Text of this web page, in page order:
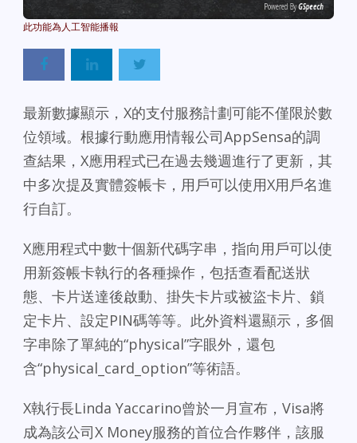
Powered By GSpeech
最新數據顯示，X的支付服務計劃可能不僅限於數
位領域。根據行動應用情報公司AppSensa的調
查結果，X應用程式已在過去幾週進行了更新，其
中多次提及實體簽帳卡，用戶可以使用X用戶名進
行自訂。
X應用程式中數十個新代碼字串，指向用戶可以使
用新簽帳卡執行的各種操作，包括查看配送狀
態、卡片送達後啟動、掛失卡片或被盜卡片、鎖
定卡片、設定PIN碼等等。此外資料還顯示，多個
字串除了單純的“physical”字眼外，還包
含“physical_card_option”等術語。
X執行長Linda Yaccarino曾於一月宣布，Visa將
成為該公司X Money服務的首位合作夥伴，該服